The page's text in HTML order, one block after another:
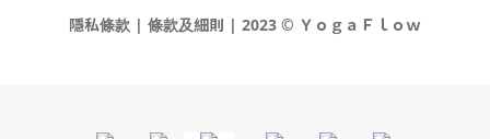
隱私條款 | 條款及細則 | 2023 © ＹｏｇａＦｌｏｗ